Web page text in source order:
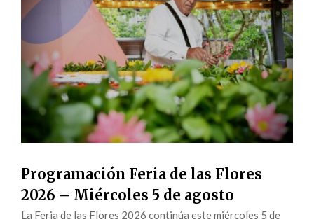
Programación Feria de las Flores
2026 – Miércoles 5 de agosto
La Feria de las Flores 2026 continúa este miércoles 5 de